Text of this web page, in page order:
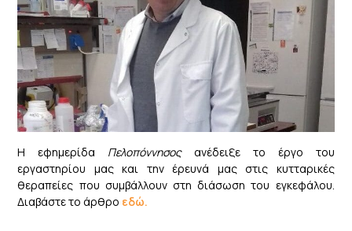
Η εφημερίδα Πελοπόννησοςανέδειξε το έργο του
εργαστηρίου μας και την έρευνά μας στις κυτταρικές
θεραπείες που συμβάλλουν στη διάσωση του εγκεφάλου.
Διαβάστε το άρθρο εδώ.